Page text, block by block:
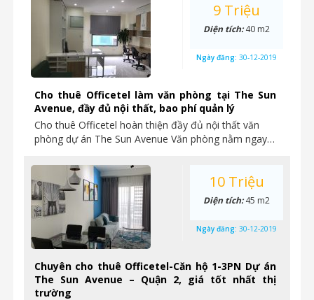
Cho thuê Officetel làm văn phòng tại The Sun
Avenue, đầy đủ nội thất, bao phí quản lý
Cho thuê Officetel hoàn thiện đầy đủ nội thất văn
phòng dự án The Sun Avenue Văn phòng nằm ngay…
9 Triệu
Diện tích:40 m2
Ngày đăng: 30-12-2019
Chuyên cho thuê Officetel-Căn hộ 1-3PN Dự án
The Sun Avenue – Quận 2, giá tốt nhất thị
trường
10 Triệu
Diện tích:45 m2
Ngày đăng: 30-12-2019